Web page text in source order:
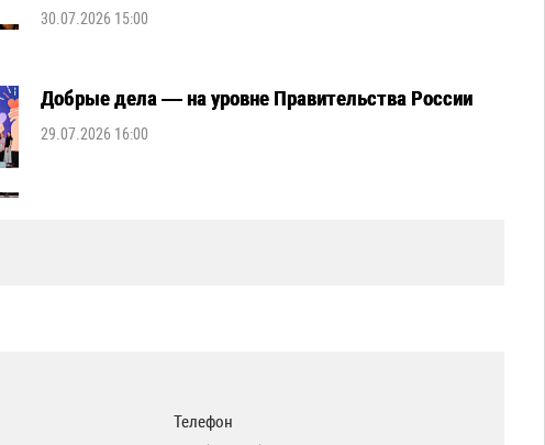
30.07.2026 15:00
Добрые дела — на уровне Правительства России
29.07.2026 16:00
Телефон